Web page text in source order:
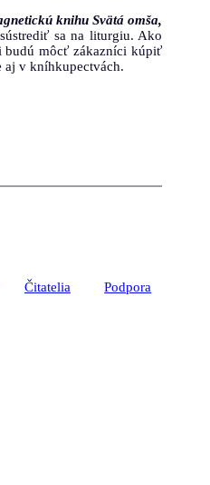
knihu Svätá omša,
sa na liturgiu. Ako
budú môcť zákazníci kúpiť
aj v kníhkupectvách.
Čitatelia Podpora